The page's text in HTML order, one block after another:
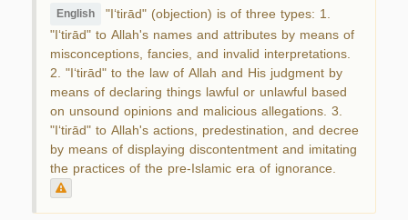
English "I‘tirād" (objection) is of three types: 1.
"I‘tirād" to Allah's names and attributes by means of
misconceptions, fancies, and invalid interpretations.
2. "I‘tirād" to the law of Allah and His judgment by
means of declaring things lawful or unlawful based
on unsound opinions and malicious allegations. 3.
"I‘tirād" to Allah's actions, predestination, and decree
by means of displaying discontentment and imitating
the practices of the pre-Islamic era of ignorance.